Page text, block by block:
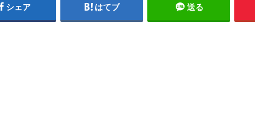
シェア はてブ 送る